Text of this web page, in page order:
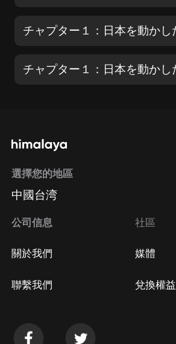
選擇您的地區
中國台湾
公司信息
關於我們
聯繫我們
社區
媒體
兌換權益